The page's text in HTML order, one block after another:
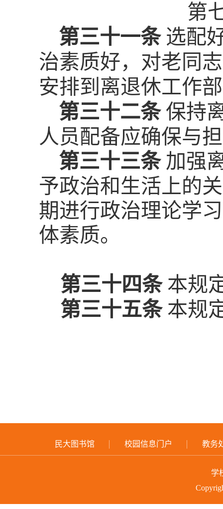
第
第三十一条 选配
治素质好，对老同
安排到离退休工作
第三十二条 保持
人员配备应确保与
第三十三条 加强
予政治和生活上的
期进行政治理论学
体素质。
第三十四条 本规
第三十五条 本规
民大图书馆 校园信息门户 教务
学